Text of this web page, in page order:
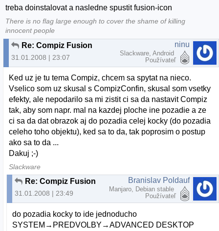
treba doinstalovat a nasledne spustit fusion-icon
There is no flag large enough to cover the shame of killing
innocent people
Re: Compiz Fusion
31.01.2008 | 23:07
ninu
Slackware, Android
Používateľ
Ked uz je tu tema Compiz, chcem sa spytat na nieco.
Vselico som uz skusal s CompizConfin, skusal som vsetky
efekty, ale nepodarilo sa mi zistit ci sa da nastavit Compiz
tak, aby som napr. mal na kazdej ploche ine pozadie a ze
ci sa da dat obrazok aj do pozadia celej kocky (do pozadia
celeho toho objektu), ked sa to da, tak poprosim o postup
ako sa to da ...
Dakuj ;-)
Slackware
Re: Compiz Fusion
31.01.2008 | 23:49
Branislav Poldauf
Manjaro, Debian stable
Používateľ
do pozadia kocky to ide jednoducho
SYSTEM→PREDVOLBY→ADVANCED DESKTOP